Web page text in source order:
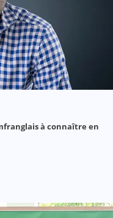
à connaître en